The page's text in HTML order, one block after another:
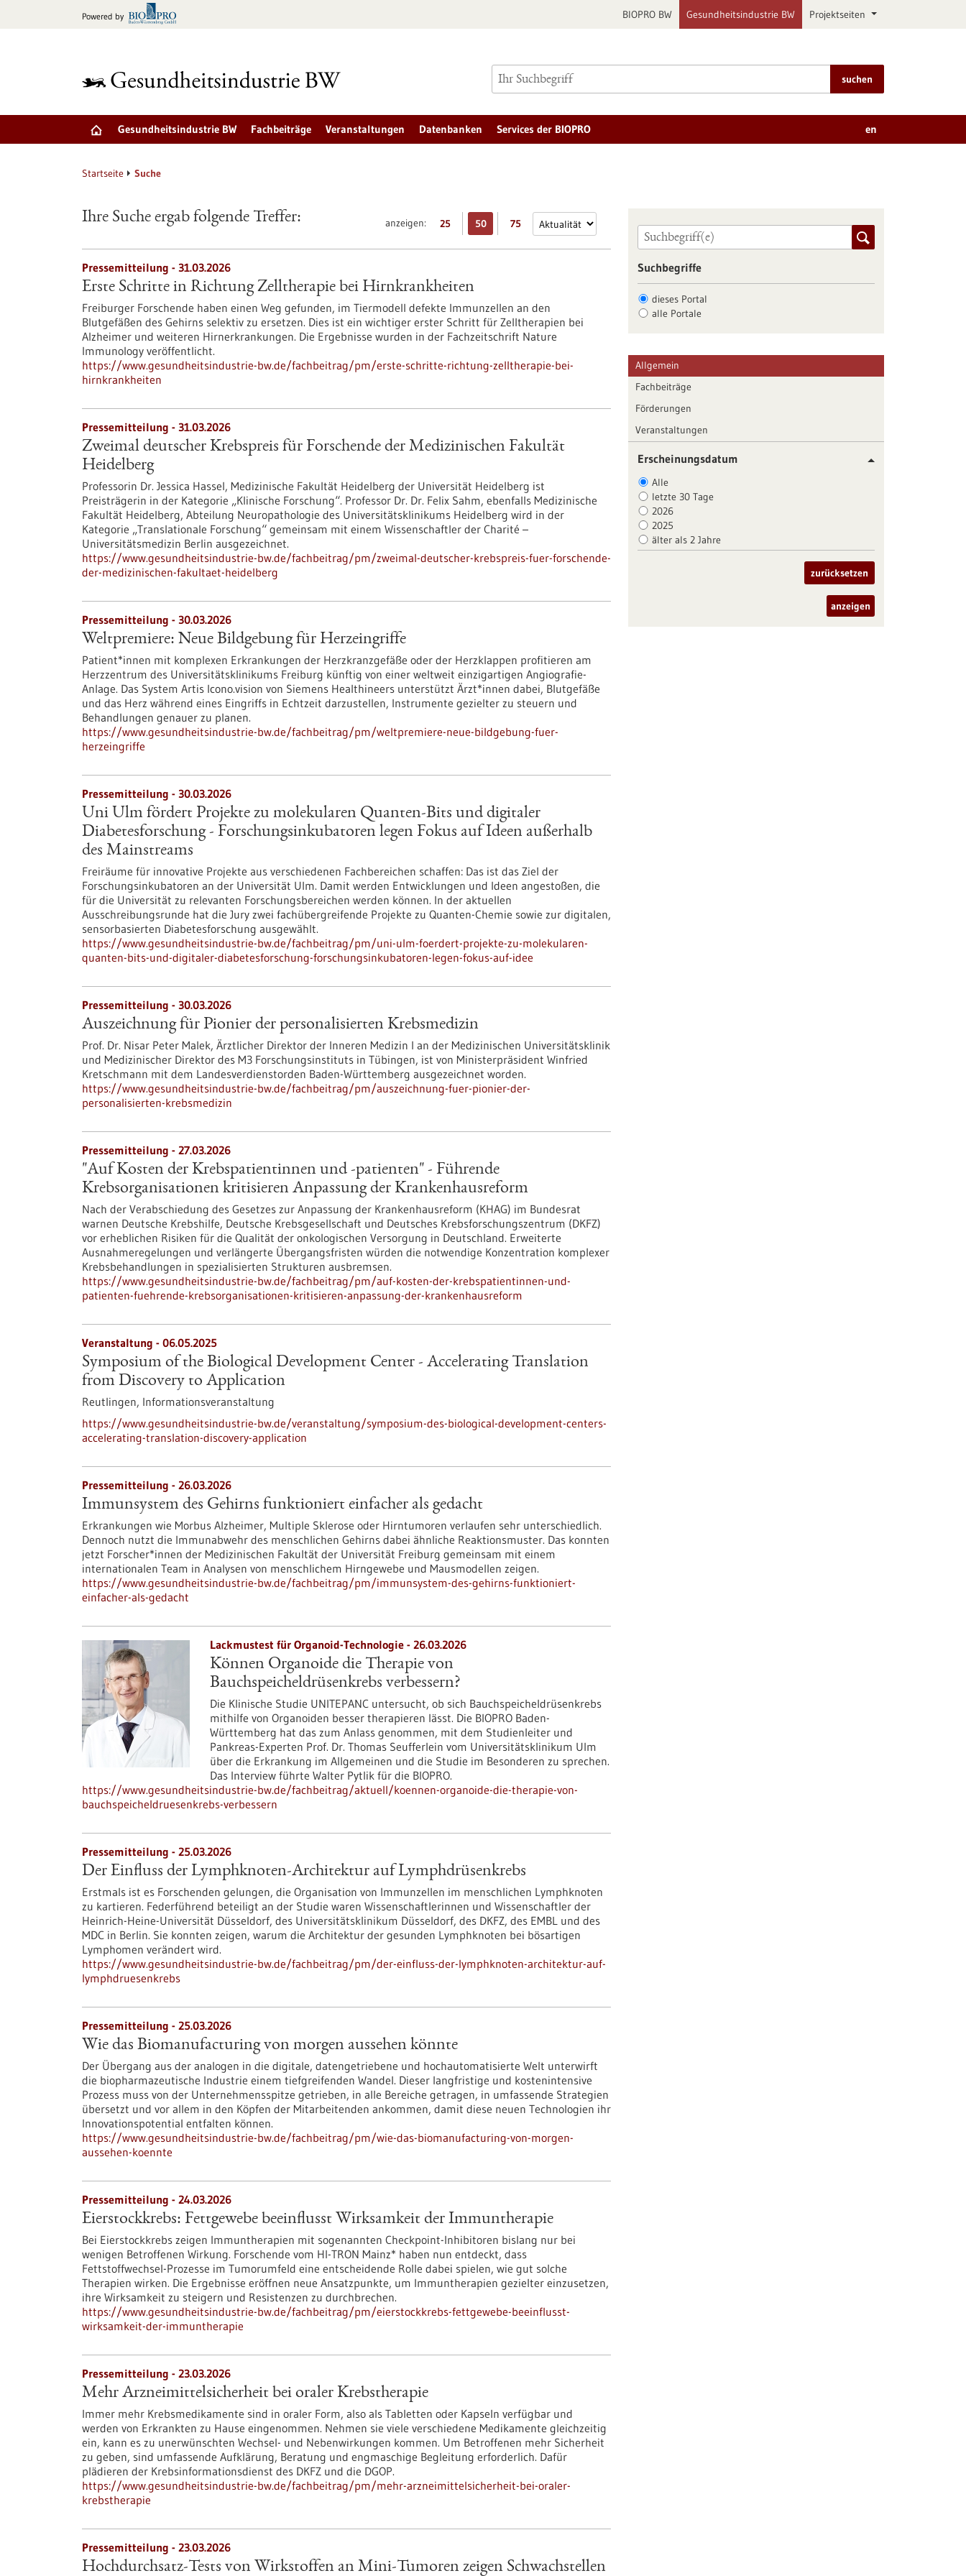
Powered by BIOPRO BW Gesundheitsindustrie BW Projektseiten
suchen
Gesundheitsindustrie BW Fachbeiträge Veranstaltungen Datenbanken Services der BIOPRO en
Startseite Suche
anzeigen: 25 50 75
Ihre Suche ergab folgende Treffer:
Pressemitteilung - 31.03.2026
Erste Schritte in Richtung Zelltherapie bei Hirnkrankheiten
Freiburger Forschende haben einen Weg gefunden, im Tiermodell defekte Immunzellen an den
Blutgefäßen des Gehirns selektiv zu ersetzen. Dies ist ein wichtiger erster Schritt für Zelltherapien bei
Alzheimer und weiteren Hirnerkrankungen. Die Ergebnisse wurden in der Fachzeitschrift Nature
Immunology veröffentlicht.
https://www.gesundheitsindustrie-bw.de/fachbeitrag/pm/erste-schritte-richtung-zelltherapie-bei-
hirnkrankheiten
Pressemitteilung - 31.03.2026
Zweimal deutscher Krebspreis für Forschende der Medizinischen Fakultät
Heidelberg
Professorin Dr. Jessica Hassel, Medizinische Fakultät Heidelberg der Universität Heidelberg ist
Preisträgerin in der Kategorie „Klinische Forschung“. Professor Dr. Dr. Felix Sahm, ebenfalls Medizinische
Fakultät Heidelberg, Abteilung Neuropathologie des Universitätsklinikums Heidelberg wird in der
Kategorie „Translationale Forschung“ gemeinsam mit einem Wissenschaftler der Charité –
Universitätsmedizin Berlin ausgezeichnet.
https://www.gesundheitsindustrie-bw.de/fachbeitrag/pm/zweimal-deutscher-krebspreis-fuer-forschende-
der-medizinischen-fakultaet-heidelberg
Pressemitteilung - 30.03.2026
Weltpremiere: Neue Bildgebung für Herzeingriffe
Patient*innen mit komplexen Erkrankungen der Herzkranzgefäße oder der Herzklappen profitieren am
Herzzentrum des Universitätsklinikums Freiburg künftig von einer weltweit einzigartigen Angiografie-
Anlage. Das System Artis Icono.vision von Siemens Healthineers unterstützt Ärzt*innen dabei, Blutgefäße
und das Herz während eines Eingriffs in Echtzeit darzustellen, Instrumente gezielter zu steuern und
Behandlungen genauer zu planen.
https://www.gesundheitsindustrie-bw.de/fachbeitrag/pm/weltpremiere-neue-bildgebung-fuer-
herzeingriffe
Pressemitteilung - 30.03.2026
Uni Ulm fördert Projekte zu molekularen Quanten-Bits und digitaler
Diabetesforschung - Forschungsinkubatoren legen Fokus auf Ideen außerhalb
des Mainstreams
Freiräume für innovative Projekte aus verschiedenen Fachbereichen schaffen: Das ist das Ziel der
Forschungsinkubatoren an der Universität Ulm. Damit werden Entwicklungen und Ideen angestoßen, die
für die Universität zu relevanten Forschungsbereichen werden können. In der aktuellen
Ausschreibungsrunde hat die Jury zwei fachübergreifende Projekte zu Quanten-Chemie sowie zur digitalen,
sensorbasierten Diabetesforschung ausgewählt.
https://www.gesundheitsindustrie-bw.de/fachbeitrag/pm/uni-ulm-foerdert-projekte-zu-molekularen-
quanten-bits-und-digitaler-diabetesforschung-forschungsinkubatoren-legen-fokus-auf-idee
Pressemitteilung - 30.03.2026
Auszeichnung für Pionier der personalisierten Krebsmedizin
Prof. Dr. Nisar Peter Malek, Ärztlicher Direktor der Inneren Medizin I an der Medizinischen Universitätsklinik
und Medizinischer Direktor des M3 Forschungsinstituts in Tübingen, ist von Ministerpräsident Winfried
Kretschmann mit dem Landesverdienstorden Baden-Württemberg ausgezeichnet worden.
https://www.gesundheitsindustrie-bw.de/fachbeitrag/pm/auszeichnung-fuer-pionier-der-
personalisierten-krebsmedizin
Pressemitteilung - 27.03.2026
"Auf Kosten der Krebspatientinnen und -patienten" - Führende
Krebsorganisationen kritisieren Anpassung der Krankenhausreform
Nach der Verabschiedung des Gesetzes zur Anpassung der Krankenhausreform (KHAG) im Bundesrat
warnen Deutsche Krebshilfe, Deutsche Krebsgesellschaft und Deutsches Krebsforschungszentrum (DKFZ)
vor erheblichen Risiken für die Qualität der onkologischen Versorgung in Deutschland. Erweiterte
Ausnahmeregelungen und verlängerte Übergangsfristen würden die notwendige Konzentration komplexer
Krebsbehandlungen in spezialisierten Strukturen ausbremsen.
https://www.gesundheitsindustrie-bw.de/fachbeitrag/pm/auf-kosten-der-krebspatientinnen-und-
patienten-fuehrende-krebsorganisationen-kritisieren-anpassung-der-krankenhausreform
Veranstaltung - 06.05.2025
Symposium of the Biological Development Center - Accelerating Translation
from Discovery to Application
Reutlingen, Informationsveranstaltung
https://www.gesundheitsindustrie-bw.de/veranstaltung/symposium-des-biological-development-centers-
accelerating-translation-discovery-application
Pressemitteilung - 26.03.2026
Immunsystem des Gehirns funktioniert einfacher als gedacht
Erkrankungen wie Morbus Alzheimer, Multiple Sklerose oder Hirntumoren verlaufen sehr unterschiedlich.
Dennoch nutzt die Immunabwehr des menschlichen Gehirns dabei ähnliche Reaktionsmuster. Das konnten
jetzt Forscher*innen der Medizinischen Fakultät der Universität Freiburg gemeinsam mit einem
internationalen Team in Analysen von menschlichem Hirngewebe und Mausmodellen zeigen.
https://www.gesundheitsindustrie-bw.de/fachbeitrag/pm/immunsystem-des-gehirns-funktioniert-
einfacher-als-gedacht
Lackmustest für Organoid-Technologie - 26.03.2026
Können Organoide die Therapie von
Bauchspeicheldrüsenkrebs verbessern?
Die Klinische Studie UNITEPANC untersucht, ob sich Bauchspeicheldrüsenkrebs
mithilfe von Organoiden besser therapieren lässt. Die BIOPRO Baden-
Württemberg hat das zum Anlass genommen, mit dem Studienleiter und
Pankreas-Experten Prof. Dr. Thomas Seufferlein vom Universitätsklinikum Ulm
über die Erkrankung im Allgemeinen und die Studie im Besonderen zu sprechen.
Das Interview führte Walter Pytlik für die BIOPRO.
https://www.gesundheitsindustrie-bw.de/fachbeitrag/aktuell/koennen-organoide-die-therapie-von-
bauchspeicheldruesenkrebs-verbessern
Pressemitteilung - 25.03.2026
Der Einfluss der Lymphknoten-Architektur auf Lymphdrüsenkrebs
Erstmals ist es Forschenden gelungen, die Organisation von Immunzellen im menschlichen Lymphknoten
zu kartieren. Federführend beteiligt an der Studie waren Wissenschaftlerinnen und Wissenschaftler der
Heinrich-Heine-Universität Düsseldorf, des Universitätsklinikum Düsseldorf, des DKFZ, des EMBL und des
MDC in Berlin. Sie konnten zeigen, warum die Architektur der gesunden Lymphknoten bei bösartigen
Lymphomen verändert wird.
https://www.gesundheitsindustrie-bw.de/fachbeitrag/pm/der-einfluss-der-lymphknoten-architektur-auf-
lymphdruesenkrebs
Pressemitteilung - 25.03.2026
Wie das Biomanufacturing von morgen aussehen könnte
Der Übergang aus der analogen in die digitale, datengetriebene und hochautomatisierte Welt unterwirft
die biopharmazeutische Industrie einem tiefgreifenden Wandel. Dieser langfristige und kostenintensive
Prozess muss von der Unternehmensspitze getrieben, in alle Bereiche getragen, in umfassende Strategien
übersetzt und vor allem in den Köpfen der Mitarbeitenden ankommen, damit diese neuen Technologien ihr
Innovationspotential entfalten können.
https://www.gesundheitsindustrie-bw.de/fachbeitrag/pm/wie-das-biomanufacturing-von-morgen-
aussehen-koennte
Pressemitteilung - 24.03.2026
Eierstockkrebs: Fettgewebe beeinflusst Wirksamkeit der Immuntherapie
Bei Eierstockkrebs zeigen Immuntherapien mit sogenannten Checkpoint-Inhibitoren bislang nur bei
wenigen Betroffenen Wirkung. Forschende vom HI-TRON Mainz* haben nun entdeckt, dass
Fettstoffwechsel-Prozesse im Tumorumfeld eine entscheidende Rolle dabei spielen, wie gut solche
Therapien wirken. Die Ergebnisse eröffnen neue Ansatzpunkte, um Immuntherapien gezielter einzusetzen,
ihre Wirksamkeit zu steigern und Resistenzen zu durchbrechen.
https://www.gesundheitsindustrie-bw.de/fachbeitrag/pm/eierstockkrebs-fettgewebe-beeinflusst-
wirksamkeit-der-immuntherapie
Pressemitteilung - 23.03.2026
Mehr Arzneimittelsicherheit bei oraler Krebstherapie
Immer mehr Krebsmedikamente sind in oraler Form, also als Tabletten oder Kapseln verfügbar und
werden von Erkrankten zu Hause eingenommen. Nehmen sie viele verschiedene Medikamente gleichzeitig
ein, kann es zu unerwünschten Wechsel- und Nebenwirkungen kommen. Um Betroffenen mehr Sicherheit
zu geben, sind umfassende Aufklärung, Beratung und engmaschige Begleitung erforderlich. Dafür
plädieren der Krebsinformationsdienst des DKFZ und die DGOP.
https://www.gesundheitsindustrie-bw.de/fachbeitrag/pm/mehr-arzneimittelsicherheit-bei-oraler-
krebstherapie
Pressemitteilung - 23.03.2026
Hochdurchsatz-Tests von Wirkstoffen an Mini-Tumoren zeigen Schwachstellen
Suchbegriffe
dieses Portal
alle Portale
Allgemein
Fachbeiträge
Förderungen
Veranstaltungen
Erscheinungsdatum
Alle
letzte 30 Tage
2026
2025
älter als 2 Jahre
zurücksetzen
anzeigen